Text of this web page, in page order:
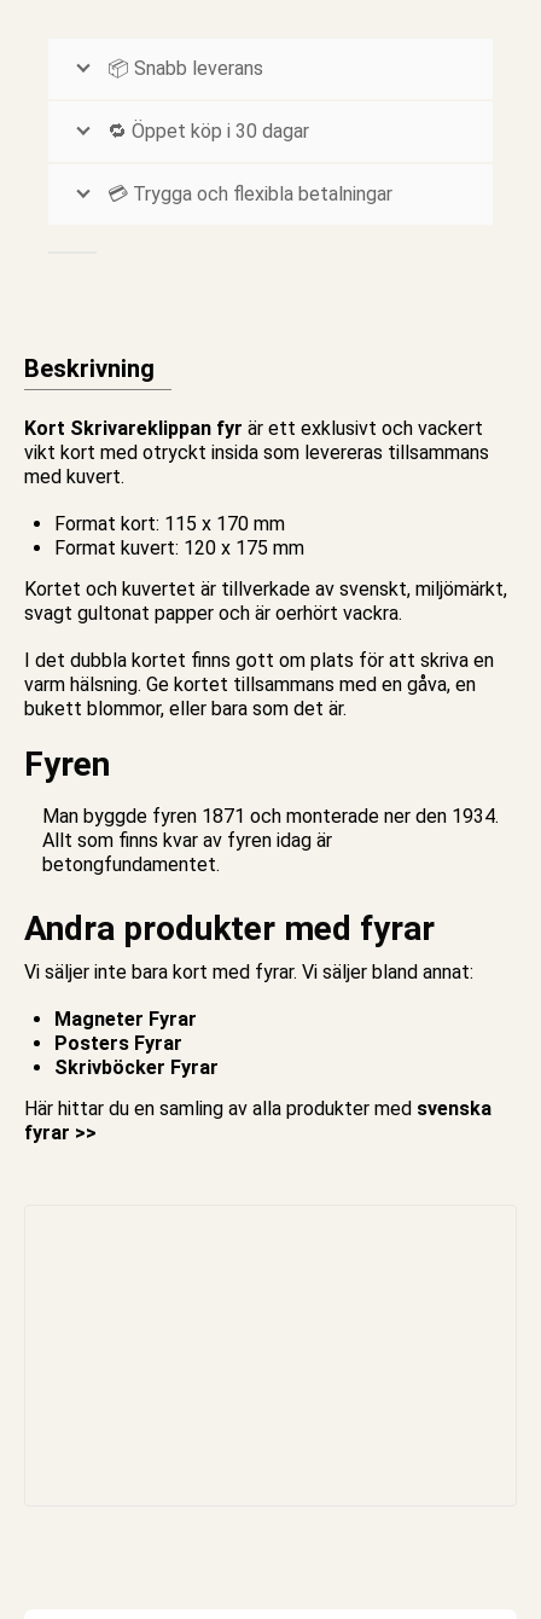
📦 Snabb leverans
🔁 Öppet köp i 30 dagar
💳 Trygga och flexibla betalningar
Beskrivning
Kort Skrivareklippan fyr är ett exklusivt och vackert
vikt kort med otryckt insida som levereras tillsammans
med kuvert.
Format kort: 115 x 170 mm
Format kuvert: 120 x 175 mm
Kortet och kuvertet är tillverkade av svenskt, miljömärkt,
svagt gultonat papper och är oerhört vackra.
I det dubbla kortet finns gott om plats för att skriva en
varm hälsning. Ge kortet tillsammans med en gåva, en
bukett blommor, eller bara som det är.
Fyren
Man byggde fyren 1871 och monterade ner den 1934.
Allt som finns kvar av fyren idag är
betongfundamentet.
Andra produkter med fyrar
Vi säljer inte bara kort med fyrar. Vi säljer bland annat:
Magneter Fyrar
Posters Fyrar
Skrivböcker Fyrar
Här hittar du en samling av alla produkter med svenska
fyrar >>